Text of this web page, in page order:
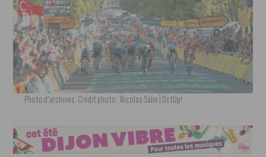
Photo d'archives. Crédit photo : Nicolas Salin | OctUp!